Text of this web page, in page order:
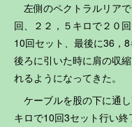
左側のペクトラルリア
回、２２，５キロで２０
10回セット、最後に36，
後ろに引いた時に肩の収
れるようになってきた。
ケーブルを股の下に通
キロで10回3セット行い